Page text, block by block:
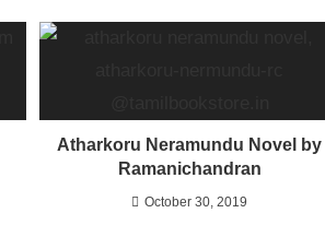
Atharkoru Neramundu Novel by
Ramanichandran
October 30, 2019